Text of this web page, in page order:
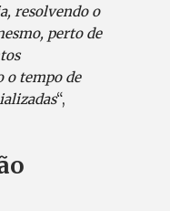
resolvendo o
perto de
o tempo de
“,